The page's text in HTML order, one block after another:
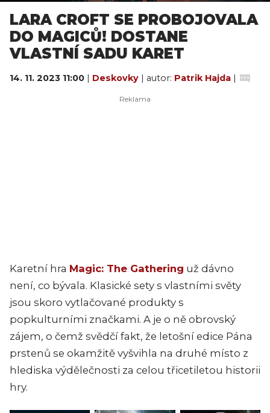
LARA CROFT SE PROBOJOVALA
DO MAGICŮ! DOSTANE
VLASTNÍ SADU KARET
14. 11. 2023 11:00 | Deskovky | autor: Patrik Hajda |
Karetní hra Magic: The Gathering už dávno
není, co bývala. Klasické sety s vlastními světy
jsou skoro vytlačované produkty s
popkulturními značkami. A je o ně obrovský
zájem, o čemž svědčí fakt, že letošní edice Pána
prstenů se okamžitě vyšvihla na druhé místo z
hlediska výdělečnosti za celou třicetiletou historii
hry.